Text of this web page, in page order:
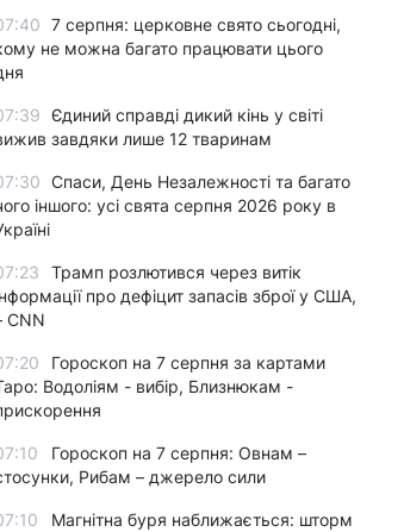
7 серпня: церковне свято сьогодні,
не можна багато працювати цього
Єдиний справді дикий кінь у світі
завдяки лише 12 тваринам
Спаси, День Незалежності та багато
іншого: усі свята серпня 2026 року в
Трамп розлютився через витік
про дефіцит запасів зброї у США,
CNN
Гороскоп на 7 серпня за картами
Водоліям - вибір, Близнюкам -
Гороскоп на 7 серпня: Овнам –
Рибам – джерело сили
Магнітна буря наближається: шторм